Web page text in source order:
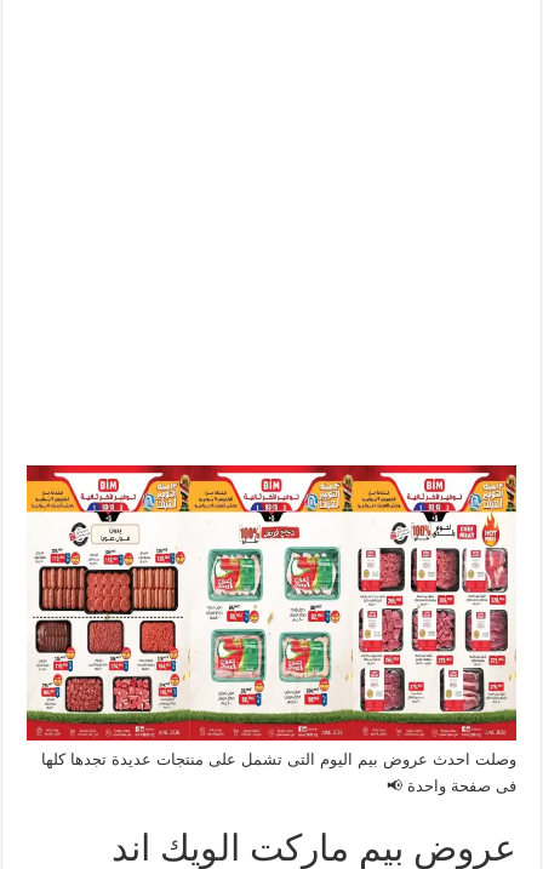
وصلت احدث عروض بيم اليوم التى تشمل على منتجات عديدة تجدها كلها
فى صفحة واحدة 📢
عروض بيم ماركت الويك اند